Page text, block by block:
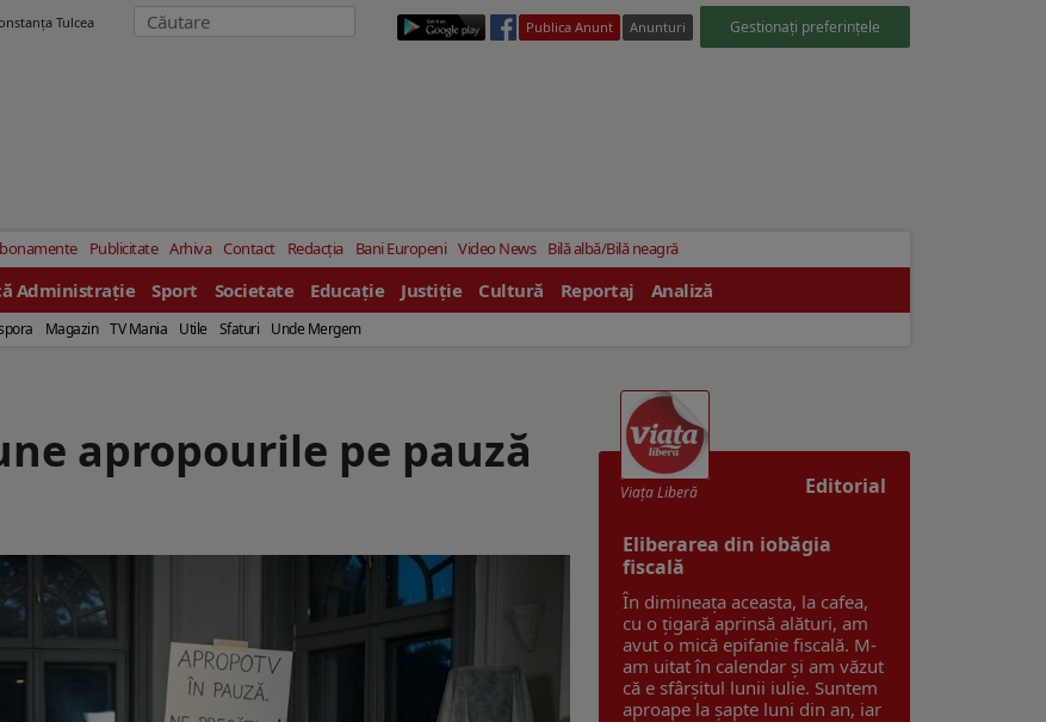
Tulcea
Publica Anunt Anunturi Gestionați preferințele
Publicitate Arhiva Contact Redacția Bani Europeni Video News Bilă albă/Bilă neagră
Administrație Sport Societate Educație Justiție Cultură Reportaj Analiză
Magazin TV Mania Utile Sfaturi Unde Mergem
apropourile pe pauză
Editorial
Viaţa Liberă
Eliberarea din iobăgia
fiscală
În dimineața aceasta, la cafea,
cu o țigară aprinsă alături, am
avut o mică epifanie fiscală. M-
am uitat în calendar și am văzut
că e sfârșitul lunii iulie. Suntem
aproape la șapte luni din an, iar